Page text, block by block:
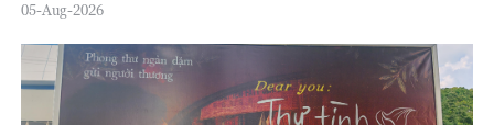
05-Aug-2026